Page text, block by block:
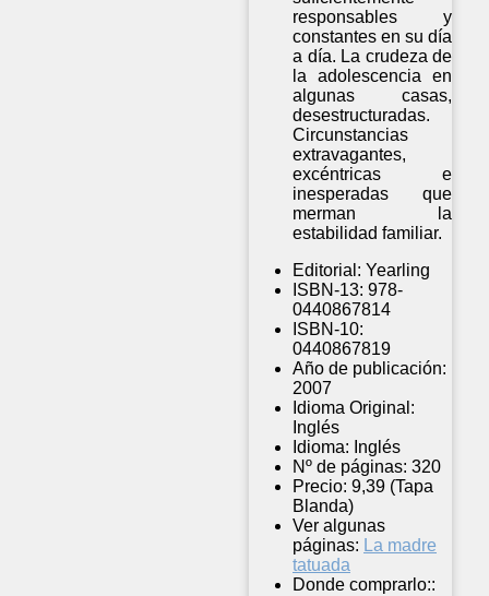
responsables y
constantes en su día
a día. La crudeza de
la adolescencia en
algunas casas,
desestructuradas.
Circunstancias
extravagantes,
excéntricas e
inesperadas que
merman la
estabilidad familiar.
Editorial: Yearling
ISBN-13: 978-
0440867814
ISBN-10:
0440867819
Año de publicación:
2007
Idioma Original:
Inglés
Idioma: Inglés
Nº de páginas: 320
Precio: 9,39 (Tapa
Blanda)
Ver algunas
páginas: La madre
tatuada
Donde comprarlo::